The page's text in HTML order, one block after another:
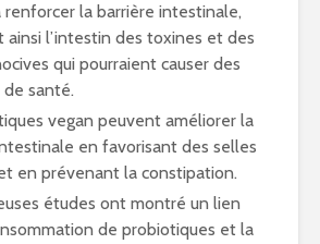
renforcer la barrière intestinale,
ainsi l’intestin des toxines et des
qui pourraient causer des
santé.
vegan peuvent améliorer la
en favorisant des selles
en prévenant la constipation.
études ont montré un lien
de probiotiques et la